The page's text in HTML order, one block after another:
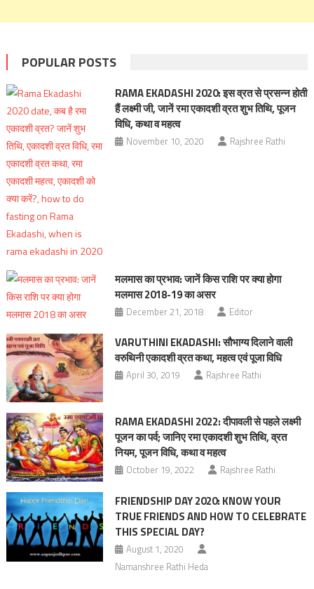
POPULAR POSTS
RAMA EKADASHI 2020: इस व्रत से प्रसन्न होती
हैं लक्ष्मी जी, जानें रमा एकादशी व्रत शुभ तिथि, पूजन
विधि, कथा व महत्‍व
November 10, 2020 Rajshree Rathi
मलमास का प्रभाव: जानें किस राशि पर क्या होगा
मलमास 2018-19 का असर
December 21, 2018 Editor
VARUTHINI EKADASHI: सौभाग्य दिलाने वाली
वरुथिनी एकादशी व्रत कथा, महत्व एवं पूजा विधि
April 30, 2019 Rajshree Rathi
RAMA EKADASHI 2022: दीपावली से पहले लक्ष्मी
पूजन का पर्व; जानिए रमा एकादशी शुभ तिथि, व्रत
नियम, पूजन विधि, कथा व महत्‍व
October 19, 2022 Rajshree Rathi
FRIENDSHIP DAY 2020: KNOW YOUR
TRUE FRIENDS AND HOW TO CELEBRATE
THIS SPECIAL DAY?
August 1, 2020
Namanshree Rathi Heda